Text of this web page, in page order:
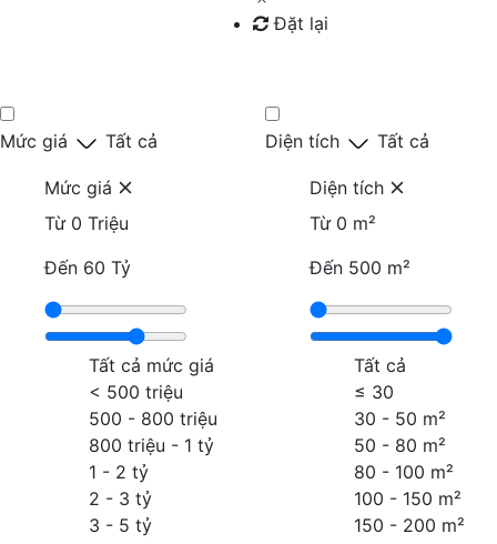
Đặt lại
Mức giá Tất cả
Mức giá
Từ 0 Triệu
Đến 60 Tỷ
Tất cả mức giá
< 500 triệu
500 - 800 triệu
800 triệu - 1 tỷ
1 - 2 tỷ
2 - 3 tỷ
3 - 5 tỷ
Diện tích Tất cả
Diện tích
Từ 0 m²
Đến 500 m²
Tất cả
≤ 30
30 - 50 m²
50 - 80 m²
80 - 100 m²
100 - 150 m²
150 - 200 m²